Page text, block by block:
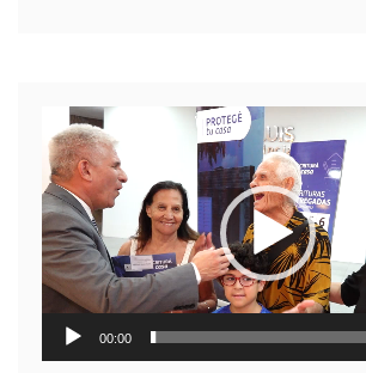
Reproductor
de
video
00:00